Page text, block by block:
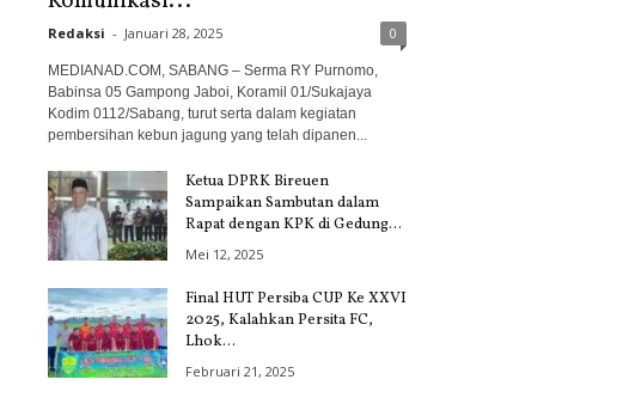
Redaksi - Januari 28, 2025 0
MEDIANAD.COM, SABANG – Serma RY Purnomo,
Babinsa 05 Gampong Jaboi, Koramil 01/Sukajaya
Kodim 0112/Sabang, turut serta dalam kegiatan
pembersihan kebun jagung yang telah dipanen...
Ketua DPRK Bireuen
Sampaikan Sambutan dalam
Rapat dengan KPK di Gedung...
Mei 12, 2025
Final HUT Persiba CUP Ke XXVI
2025, Kalahkan Persita FC,
Lhok...
Februari 21, 2025